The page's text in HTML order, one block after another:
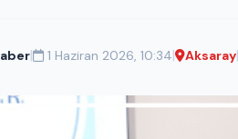
| 1 Haziran 2026, 10:34| Aksaray|